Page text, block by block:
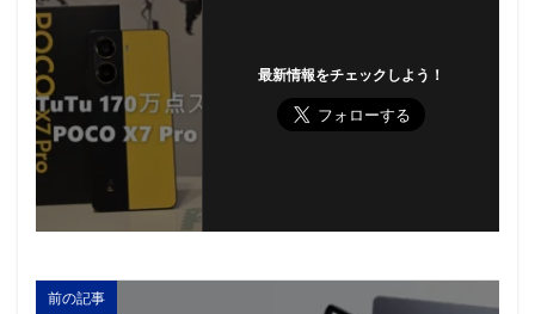
最新情報をチェックしよう！
前の記事